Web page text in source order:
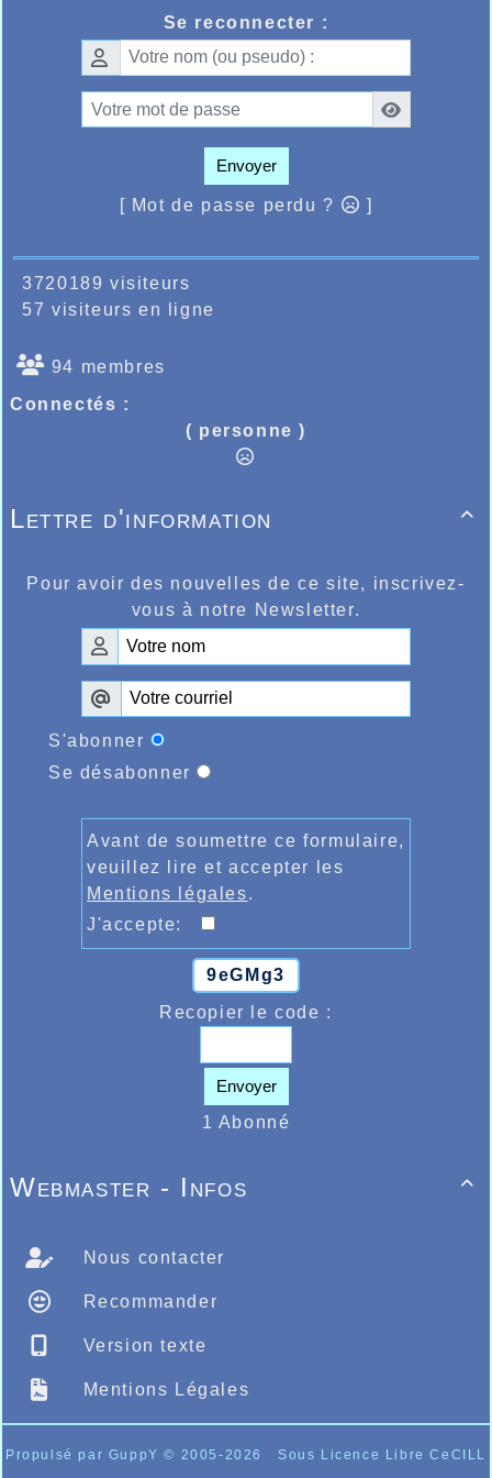
devait réaliser 36.24 terminer 54
master 1 alors que derrière lui Mohamed Rahili lui
aussi master 1 devait terminer en 37.43 terminer
mais 25
master 1 sur quelques 850
sportifs ayant passé la ligne d’arrivée.
Enfin à la Panoramique du Mont des Cats à
des « As » de 13,765kms prenait une belle 7
place en 53.35 dans une épreuve remportée par
Pierre Stieremans en 50.13 sur quelques 1200
Se reconnecter :
Envoyer
[ Mot de passe perdu ? ]
3720189 visiteurs
57 visiteurs en ligne
94 membres
Connectés :
( personne )

Lettre d'information
Pour avoir des nouvelles de ce site, inscrivez-
vous à notre Newsletter.
S'abonner
Se désabonner
Avant de soumettre ce formulaire,
veuillez lire et accepter les
Mentions légales.
J'accepte:
9eGMg3
Recopier le code :
Envoyer
1 Abonné

Webmaster - Infos
Nous contacter
Recommander
Version texte
Mentions Légales
Propulsé par GuppY© 2005-2026 Sous Licence Libre CeCILL